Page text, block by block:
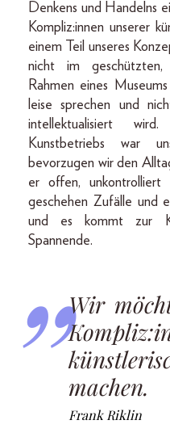
Denkens und Handelns
Kompliz:innen unserer
einem Teil unseres
nicht im geschützten,
Rahmen eines
leise sprechen und
intellektualisiert
Kunstbetriebs war
bevorzugen wir den
er offen, unkontrolliert
geschehen Zufälle und
und es kommt zur
Spannende.
Wir
machen.
Frank Riklin